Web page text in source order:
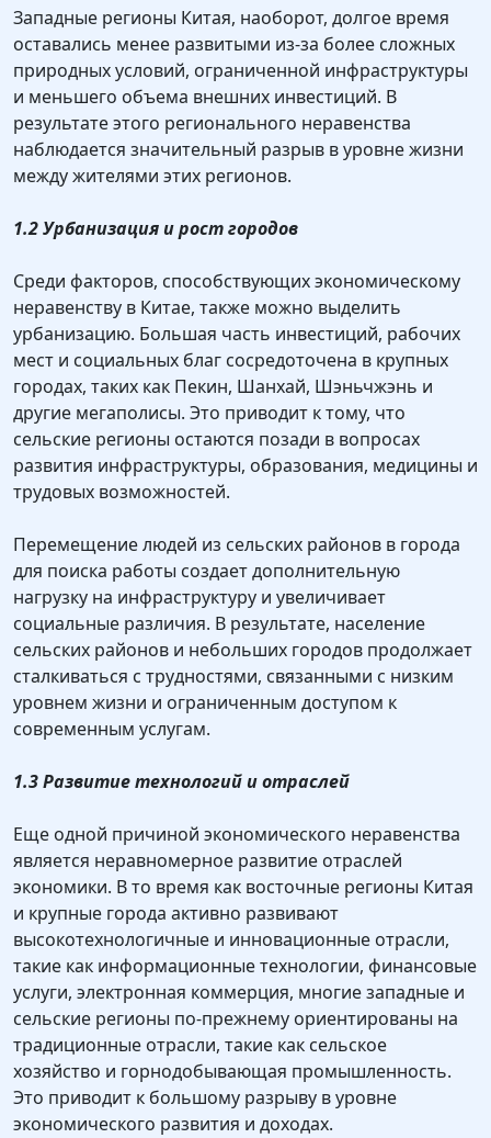
Западные регионы Китая, наоборот, долгое время
оставались менее развитыми из-за более сложных
природных условий, ограниченной инфраструктуры
и меньшего объема внешних инвестиций. В
результате этого регионального неравенства
наблюдается значительный разрыв в уровне жизни
между жителями этих регионов.
1.2 Урбанизация и рост городов
Среди факторов, способствующих экономическому
неравенству в Китае, также можно выделить
урбанизацию. Большая часть инвестиций, рабочих
мест и социальных благ сосредоточена в крупных
городах, таких как Пекин, Шанхай, Шэньчжэнь и
другие мегаполисы. Это приводит к тому, что
сельские регионы остаются позади в вопросах
развития инфраструктуры, образования, медицины и
трудовых возможностей.
Перемещение людей из сельских районов в города
для поиска работы создает дополнительную
нагрузку на инфраструктуру и увеличивает
социальные различия. В результате, население
сельских районов и небольших городов продолжает
сталкиваться с трудностями, связанными с низким
уровнем жизни и ограниченным доступом к
современным услугам.
1.3 Развитие технологий и отраслей
Еще одной причиной экономического неравенства
является неравномерное развитие отраслей
экономики. В то время как восточные регионы Китая
и крупные города активно развивают
высокотехнологичные и инновационные отрасли,
такие как информационные технологии, финансовые
услуги, электронная коммерция, многие западные и
сельские регионы по-прежнему ориентированы на
традиционные отрасли, такие как сельское
хозяйство и горнодобывающая промышленность.
Это приводит к большому разрыву в уровне
экономического развития и доходах.